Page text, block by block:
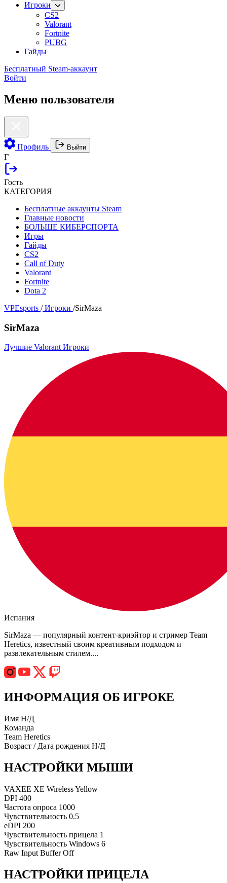
Игроки
CS2
Valorant
Fortnite
PUBG
Гайды
Бесплатный Steam-аккаунт
Войти
Меню пользователя
Профиль Выйти
Г
Гость
КАТЕГОРИЯ
Бесплатные аккаунты Steam
Главные новости
БОЛЬШЕ КИБЕРСПОРТА
Игры
Гайды
CS2
Call of Duty
Valorant
Fortnite
Dota 2
VPEsports / Игроки /SirMaza
SirMaza
Лучшие Valorant Игроки
Испания
SirMaza — популярный контент‑криэйтор и стример Team
Heretics, известный своим креативным подходом и
развлекательным стилем....
ИНФОРМАЦИЯ ОБ ИГРОКЕ
Имя Н/Д
Команда
Team Heretics
Возраст / Дата рождения Н/Д
НАСТРОЙКИ МЫШИ
VAXEE XE Wireless Yellow
DPI 400
Частота опроса 1000
Чувствительность 0.5
eDPI 200
Чувствительность прицела 1
Чувствительность Windows 6
Raw Input Buffer Off
НАСТРОЙКИ ПРИЦЕЛА